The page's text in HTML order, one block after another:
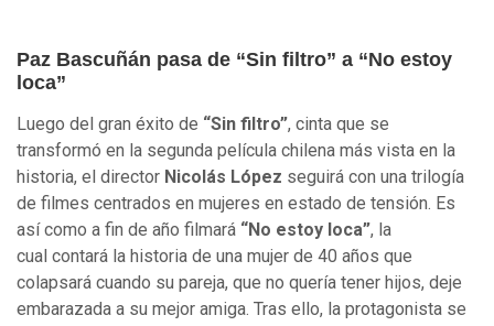
Paz Bascuñán pasa de “Sin filtro” a “No estoy
loca”
Luego del gran éxito de “Sin filtro”, cinta que se
transformó en la segunda película chilena más vista en la
historia, el director Nicolás López seguirá con una trilogía
de filmes centrados en mujeres en estado de tensión. Es
así como a fin de año filmará “No estoy loca”, la
cual contará la historia de una mujer de 40 años que
colapsará cuando su pareja, que no quería tener hijos, deje
embarazada a su mejor amiga. Tras ello, la protagonista se